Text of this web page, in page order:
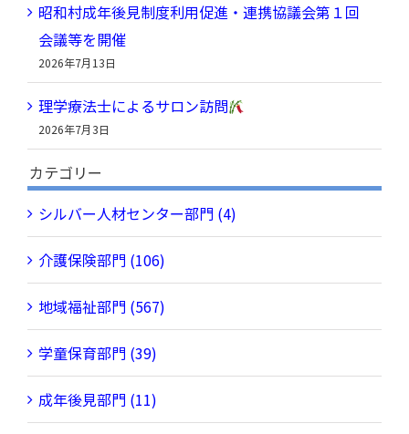
昭和村成年後見制度利用促進・連携協議会第１回
会議等を開催
2026年7月13日
理学療法士によるサロン訪問
2026年7月3日
カテゴリー
シルバー人材センター部門 (4)
介護保険部門 (106)
地域福祉部門 (567)
学童保育部門 (39)
成年後見部門 (11)